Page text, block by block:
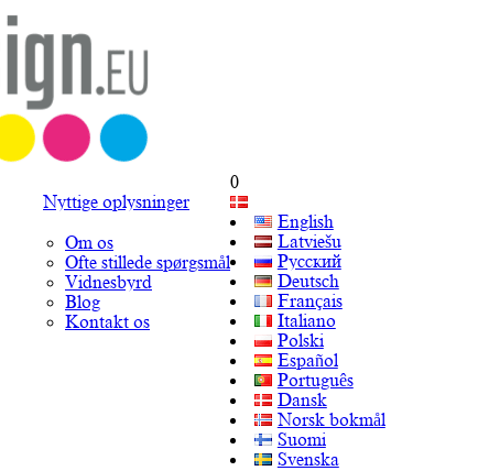
Nyttige oplysninger
Om os
Ofte stillede spørgsmål
Vidnesbyrd
Blog
Kontakt os
0
English
Latviešu
Русский
Deutsch
Français
Italiano
Polski
Español
Português
Dansk
Norsk bokmål
Suomi
Svenska